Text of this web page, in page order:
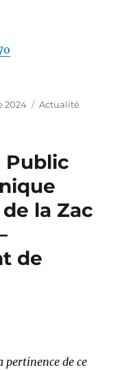
2024 Catégories
Actualité
Public
la Zac
de
pertinence de ce